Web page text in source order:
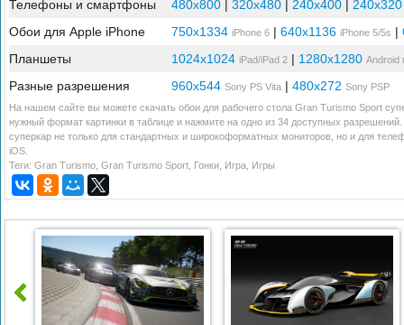
Телефоны и смартфоны
480x800 | 320x480 | 240x400 | 240x320
Обои для Apple iPhone
750x1334 iPhone 6 | 640x1136 iPhone 5/5s |
Планшеты
1024x1024 iPad/iPad 2 | 1280x1280 Android
Разные разрешения 960x544 Sony PS Vita | 480x272 Sony PSP
На нашем сайте вы можете скачать обои для рабочего стола Gran Turismo Sport
нужный формат картинки в таблице и нажмите на одно из 34 доступных
суперкар не только для стандартных и широкоформатных мониторов, но и для
iOS.
Теги: Gran Turismo Gran Turismo Sport Гонки Игра Игры